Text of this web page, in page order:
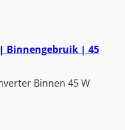
| Binnengebruik | 45
Binnen 45 W